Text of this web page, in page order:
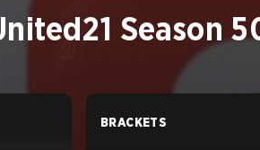
Season
BRACKETS